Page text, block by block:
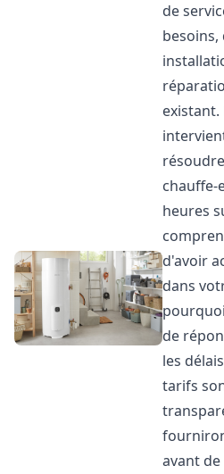
de
chauffe-
heures
d'avoir
dans
de
les
tarifs
avant